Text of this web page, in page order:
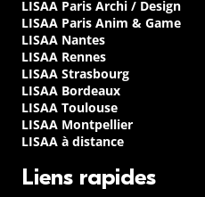
LISAA Paris Archi / Design
LISAA Paris Anim & Game
LISAA Nantes
LISAA Rennes
LISAA Strasbourg
LISAA Bordeaux
LISAA Toulouse
LISAA Montpellier
LISAA à distance
Liens rapides